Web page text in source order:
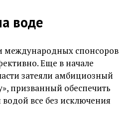
воде
международных спонсоров
Еще в начале
затеяли амбициозный
призванный обеспечить
все без исключения